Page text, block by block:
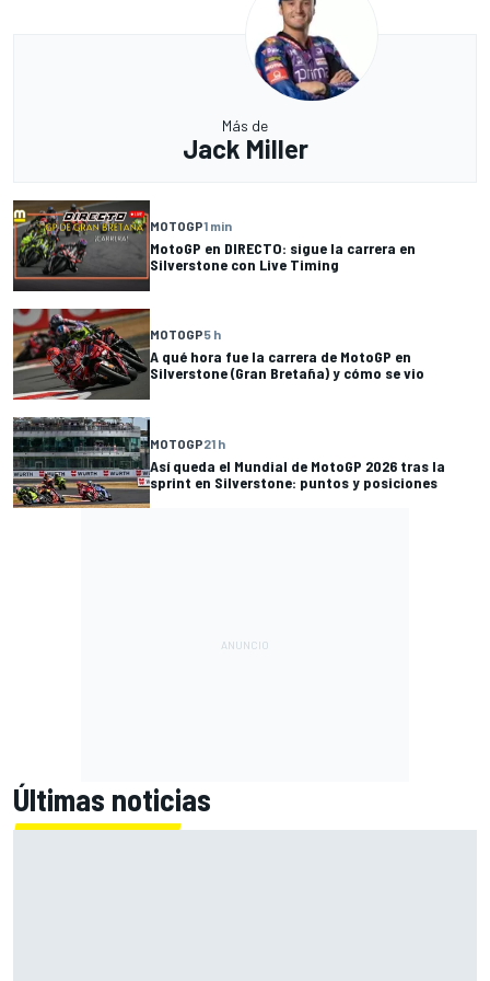
Más de
Jack Miller
MOTOGP1 min
MotoGP en DIRECTO: sigue la carrera en
Silverstone con Live Timing
MOTOGP5 h
A qué hora fue la carrera de MotoGP en
Silverstone (Gran Bretaña) y cómo se vio
MOTOGP21 h
Así queda el Mundial de MotoGP 2026 tras la
sprint en Silverstone: puntos y posiciones
Últimas noticias